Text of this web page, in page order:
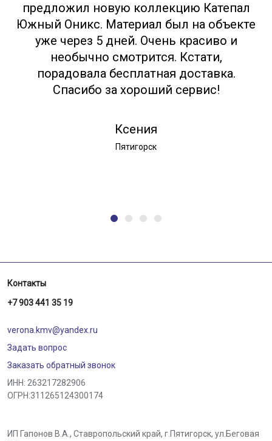
предложил новую коллекцию Катепал
Южный Оникс. Материал был на объекте
уже через 5 дней. Очень красиво и
необычно смотрится. Кстати,
порадовала бесплатная доставка.
Спасибо за хороший сервис!
Ксения
Пятигорск
Контакты
+7 903 441 35 19
verona.kmv@yandex.ru
Задать вопрос
Заказать обратный звонок
ИНН: 263217282906
ОГРН:311265124300174
ИП Гапонов В.А., Ставропольский край, г.Пятигорск, ул.Беговая